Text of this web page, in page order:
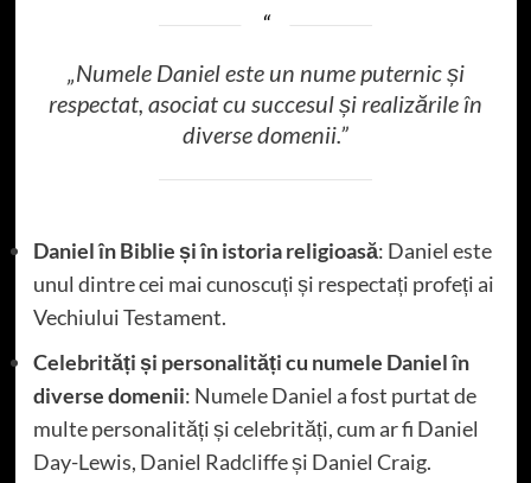
„Numele Daniel este un nume puternic și
respectat, asociat cu succesul și realizările în
diverse domenii.”
Daniel în Biblie și în istoria religioasă: Daniel este
unul dintre cei mai cunoscuți și respectați profeți ai
Vechiului Testament.
Celebrități și personalități cu numele Daniel în
diverse domenii: Numele Daniel a fost purtat de
multe personalități și celebrități, cum ar fi Daniel
Day-Lewis, Daniel Radcliffe și Daniel Craig.